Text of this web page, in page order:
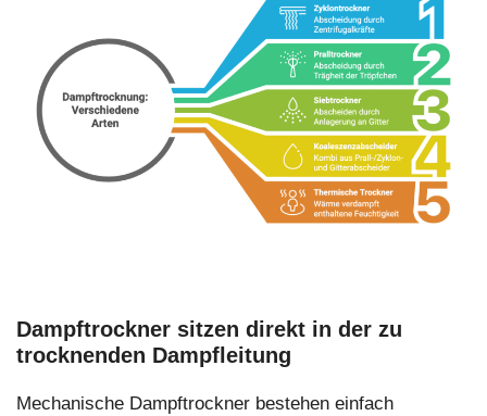
Dampftrockner sitzen direkt in der zu
trocknenden Dampfleitung
Mechanische Dampftrockner bestehen einfach